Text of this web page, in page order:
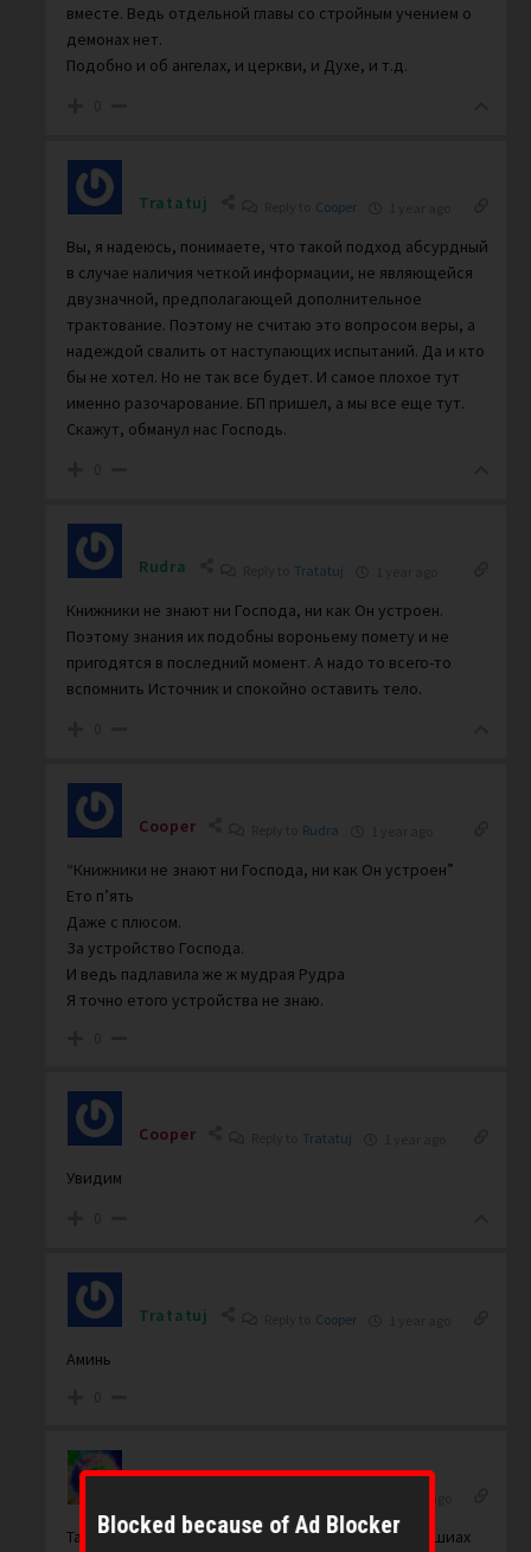
Blocked because of Ad Blocker
вместе. Ведь отдельной главы со стройным учением о
демонах нет.
Подобно и об ангелах, и церкви, и Духе, и т.д.
Tratatuj Cooper
Вы, я надеюсь, понимаете, что такой подход абсурдный
в случае наличия четкой информации, не являющейся
двузначной, предполагающей дополнительное
трактование. Поэтому не считаю это вопросом веры, а
надеждой свалить от наступающих испытаний. Да и кто
бы не хотел. Но не так все будет. И самое плохое тут
именно разочарование. БП пришел, а мы все еще тут.
Скажут, обманул нас Господь.
Rudra Tratatuj
Книжники не знают ни Господа, ни как Он устроен.
Поэтому знания их подобны вороньему помету и не
пригодятся в последний момент. А надо то всего-то
вспомнить Источник и спокойно оставить тело.
Cooper Rudra
“Книжники не знают ни Господа, ни как Он устроен”
Ето п’ять
Даже с плюсом.
За устройство Господа.
И ведь падлавила же ж мудрая Рудра
Я точно етого устройства не знаю.
Cooper Tratatuj
Увидим
Tratatuj Cooper
Аминь
Там описываются 3 дня тьмы и 10 дней Трампа, машиах